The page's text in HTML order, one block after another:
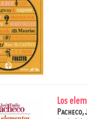
Los
Pacheco,